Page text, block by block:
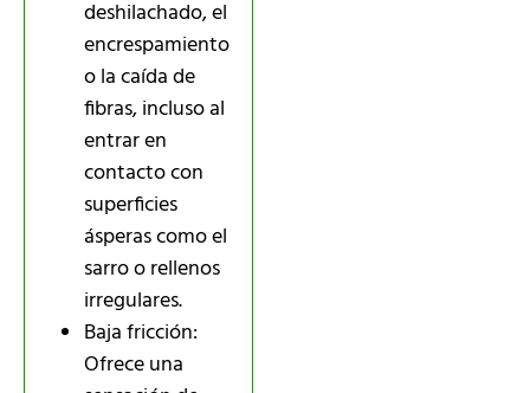
deshilachado, el
encrespamiento
o la caída de
fibras, incluso al
entrar en
contacto con
superficies
ásperas como el
sarro o rellenos
irregulares.
Baja fricción:
Ofrece una